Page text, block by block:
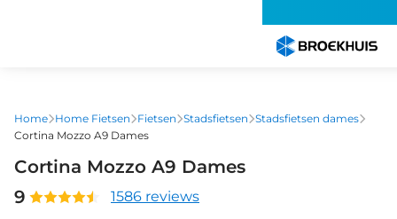
gaan
Home Home Fietsen Fietsen Stadsfietsen Stadsfietsen dames
Cortina Mozzo A9 Dames
Cortina Mozzo A9 Dames
9
1586 reviews